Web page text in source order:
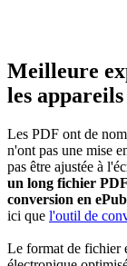
Meilleure
les appareils
Les PDF ont de
n'ont pas une mise
pas être ajustée à
un long fichier
conversion en
ici que l'outil de
Le format de fichier